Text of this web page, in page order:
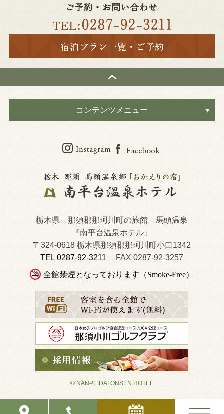
コンテンツメニュー
栃木県 那須郡那珂川町の旅館 馬頭温泉
『南平台温泉ホテル』
〒324-0618 栃木県那須郡那珂川町小口1342
TEL 0287-92-3211
FAX 0287-92-3257
全館禁煙となっております（Smoke-Free）
© NANPEIDAI ONSEN HOTEL